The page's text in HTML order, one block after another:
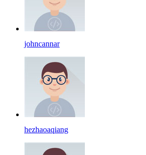
johncannar
hezhaoaqiang